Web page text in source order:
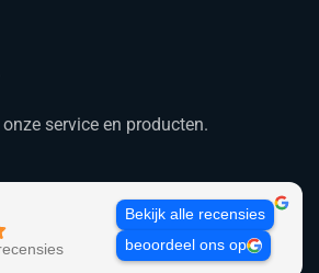
service en producten.
Bekijk alle recensies
beoordeel ons op